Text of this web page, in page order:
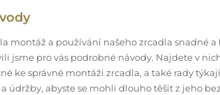
montáž a používání našeho zrcadla snadné a
jsme pro vás podrobné návody. Najdete v
ke správné montáži zrcadla, a také rady
údržby, abyste se mohli dlouho těšit z jeho